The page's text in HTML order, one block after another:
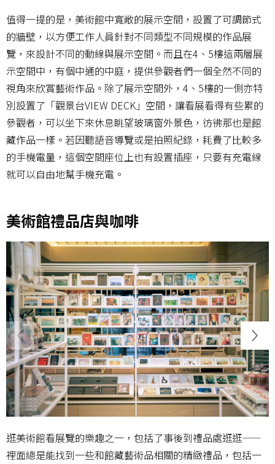
值得一提的是，美術館中寬敞的展示空間，設置了可調節式
的牆壁，以方便工作人員針對不同類型不同規模的作品展
覽，來設計不同的動線與展示空間。而且在4、5樓這兩層展
示空間中，有個中通的中庭，提供參觀者們一個全然不同的
視角來欣賞藝術作品。除了展示空間外，4、5樓的一側亦特
別設置了「觀景台VIEW DECK」空間，讓看展看得有些累的
參觀者，可以坐下來休息眺望玻璃窗外景色，彷彿那也是館
藏作品一樣。若因聽語音導覽或是拍照紀錄，耗費了比較多
的手機電量，這個空間座位上也有設置插座，只要有充電線
就可以自由地幫手機充電。
美術館禮品店與咖啡
逛美術館看展覽的樂趣之一，包括了事後到禮品處逛逛——
裡面總是能找到一些和館藏藝術品相關的精緻禮品，包括一